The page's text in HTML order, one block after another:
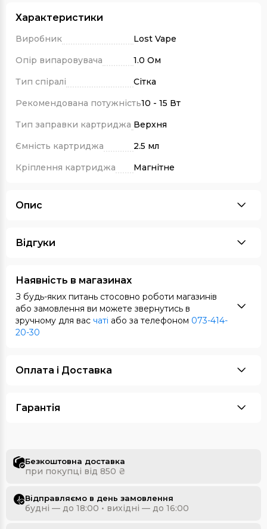
Характеристики
Виробник
Lost Vape
Опір випаровувача
1.0 Ом
Тип спіралі
Сітка
Рекомендована потужність10 - 15 Вт
Тип заправки картриджа Верхня
Ємність картриджа
2.5 мл
Кріплення картриджа
Магнітне
Опис
Відгуки
Наявність в магазинах
З будь-яких питань стосовно роботи магазинів
або замовлення ви можете звернутись в
зручному для вас чаті або за телефоном 073-414-
20-30
Оплата i Доставка
Гарантія
Безкоштовна доставка
при покупці від 850 ₴
Відправляємо в день замовлення
будні — до 18:00 • вихідні — до 16:00